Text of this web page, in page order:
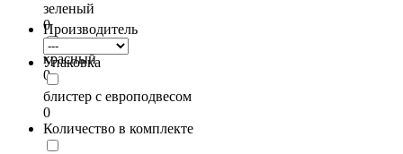
зеленый
0
красный
0
Производитель
Упаковка
блистер с европодвесом
0
Количество в комплекте